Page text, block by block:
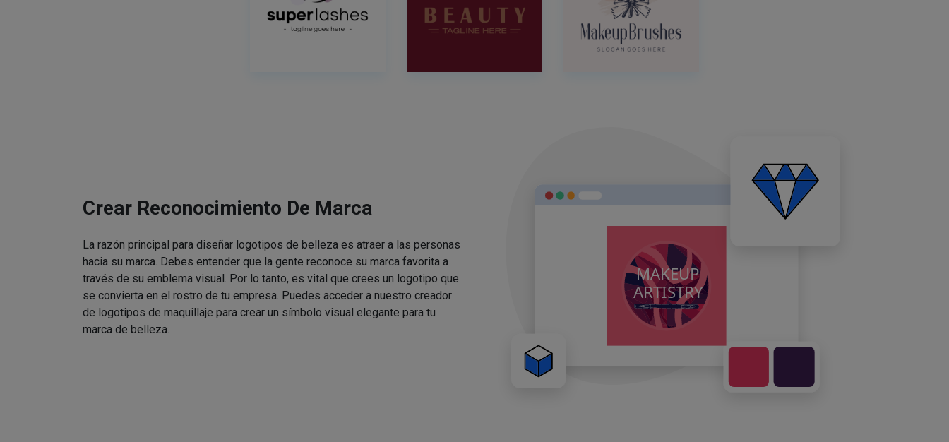
Crear Reconocimiento De Marca
La razón principal para diseñar logotipos de belleza es atraer a las personas
hacia su marca. Debes entender que la gente reconoce su marca favorita a
través de su emblema visual. Por lo tanto, es vital que crees un logotipo que
se convierta en el rostro de tu empresa. Puedes acceder a nuestro creador
de logotipos de maquillaje para crear un símbolo visual elegante para tu
marca de belleza.